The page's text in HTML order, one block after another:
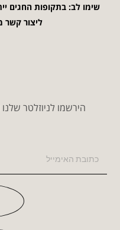
שימו לב: בתקופות החגים
ליצור קשר
הירשמו לניוזלטר